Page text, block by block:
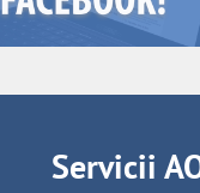
Servicii